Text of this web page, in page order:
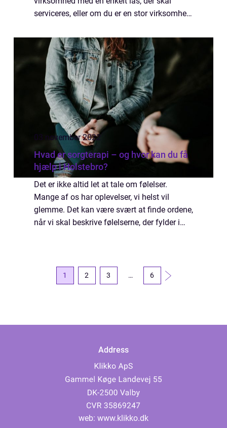
serviceres, eller om du er en stor virksomhed,
det...
03 november 2022
Hvad er sorgterapi – og hvor kan du få
hjælp i Holstebro?
Det er ikke altid let at tale om følelser.
Mange af os har oplevelser, vi helst vil
glemme. Det kan være svært at finde ordene,
når vi skal beskrive følelserne, der fylder i
1 2 3 … 6
Address
web: www.klikko.dk